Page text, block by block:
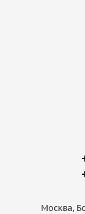
Москва,